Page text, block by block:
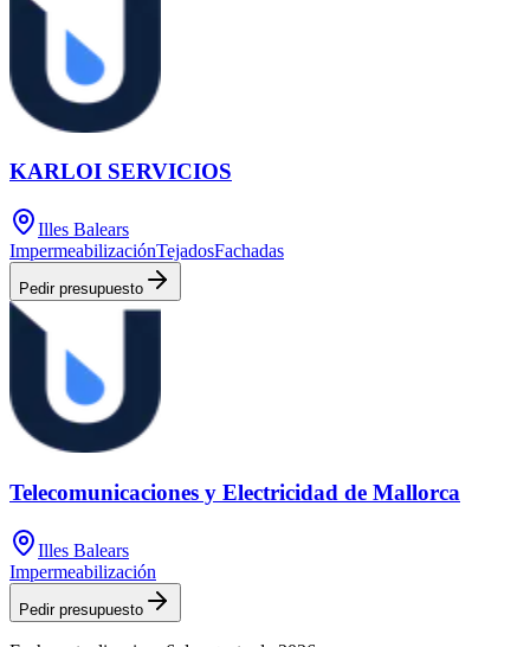
KARLOI SERVICIOS
Illes Balears
ImpermeabilizaciónTejadosFachadas
Pedir presupuesto
Telecomunicaciones y Electricidad de Mallorca
Illes Balears
Impermeabilización
Pedir presupuesto